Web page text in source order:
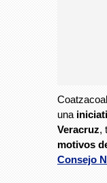
una
Veracruz,
motivos
Consejo